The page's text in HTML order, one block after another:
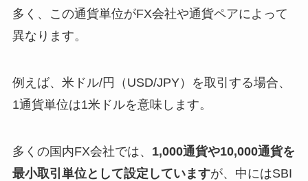
多く、この通貨単位がFX会社や通貨ペアによって
異なります。
例えば、米ドル/円（USD/JPY）を取引する場合、
1通貨単位は1米ドルを意味します。
多くの国内FX会社では、 1,000通貨や10,000通貨を
最小取引単位として設定していますが、中にはSBI